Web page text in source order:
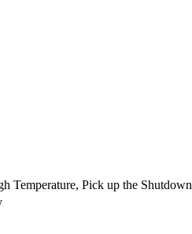
Temperature, Pick up the Shutdown